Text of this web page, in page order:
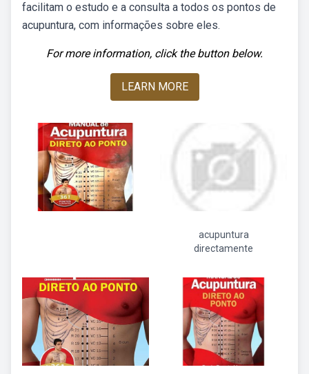
facilitam o estudo e a consulta a todos os pontos de
acupuntura, com informações sobre eles.
For more information, click the button below.
LEARN MORE
acupuntura
directamente